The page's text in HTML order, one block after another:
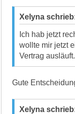
Xelyna
Ich hab jetzt
wollte mir jetzt
Vertrag ausläuft.
Gute
Xelyna